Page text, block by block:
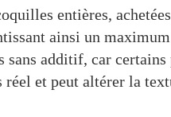
entières,
ainsi un
sans additif, car
réel et peut altérer la